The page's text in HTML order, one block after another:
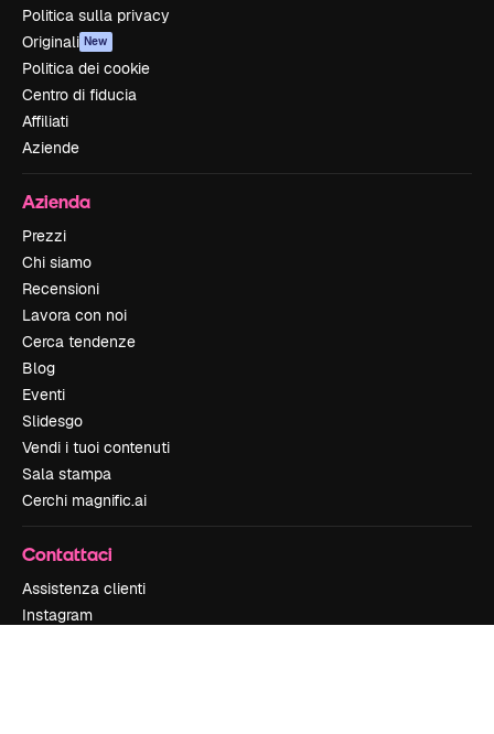
Politica sulla privacy
Originali New
Politica dei cookie
Centro di fiducia
Affiliati
Aziende
Azienda
Prezzi
Chi siamo
Recensioni
Lavora con noi
Cerca tendenze
Blog
Eventi
Slidesgo
Vendi i tuoi contenuti
Sala stampa
Cerchi magnific.ai
Contattaci
Assistenza clienti
Instagram